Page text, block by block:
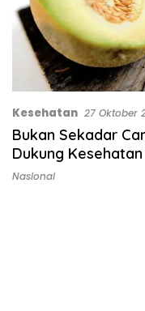
Kesehatan 27 Oktober
Bukan Sekadar
Dukung Kesehatan
Nasional